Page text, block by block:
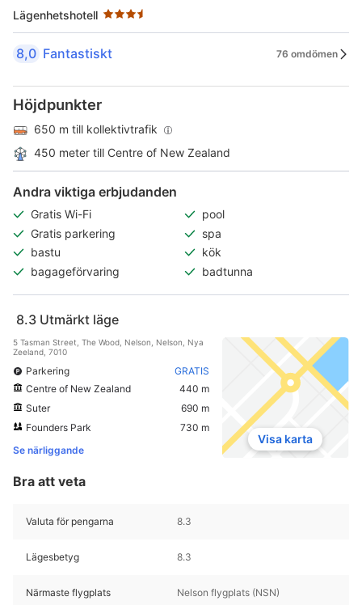
Lägenhetshotell
8,0 Fantastiskt 76 omdömen
Höjdpunkter
650 m till kollektivtrafik
450 meter till Centre of New Zealand
Andra viktiga erbjudanden
Gratis Wi-Fi
pool
Gratis parkering
spa
bastu
kök
bagageförvaring
badtunna
8.3 Utmärkt läge
5 Tasman Street, The Wood, Nelson, Nelson, Nya
Zeeland, 7010
Parkering
GRATIS
Centre of New Zealand
440 m
Suter
690 m
Founders Park
730 m
Se närliggande
Visa karta
Bra att veta
Valuta för pengarna 8.3
Lägesbetyg 8.3
Närmaste flygplats Nelson flygplats (NSN)